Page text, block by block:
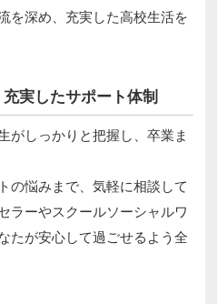
を深め、充実した高校生活を
実したサポート体制
がしっかりと把握し、卒業ま
の悩みまで、気軽に相談して
ラーやスクールソーシャルワ
たが安心して過ごせるよう全